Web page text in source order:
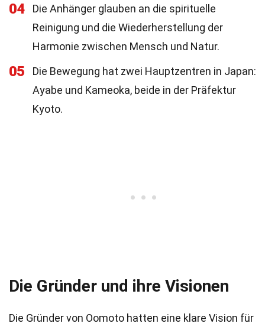
04
Die Anhänger glauben an die spirituelle
Reinigung und die Wiederherstellung der
Harmonie zwischen Mensch und Natur.
05
Die Bewegung hat zwei Hauptzentren in Japan:
Ayabe und Kameoka, beide in der Präfektur
Kyoto.
Die Gründer und ihre Visionen
Die Gründer von Oomoto hatten eine klare Vision für